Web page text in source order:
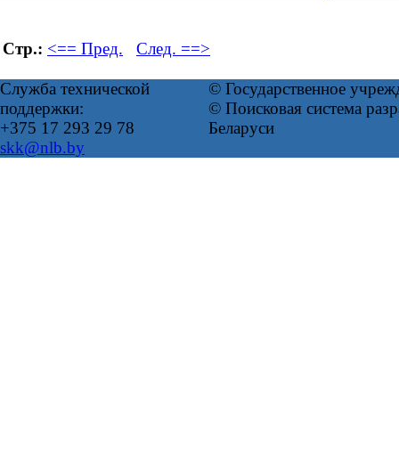
Стр.: <== Пред. След. ==>
Служба технической
поддержки:
+375 17 293 29 78
skk@nlb.by
© Государственное
© Поисковая система
Беларуси